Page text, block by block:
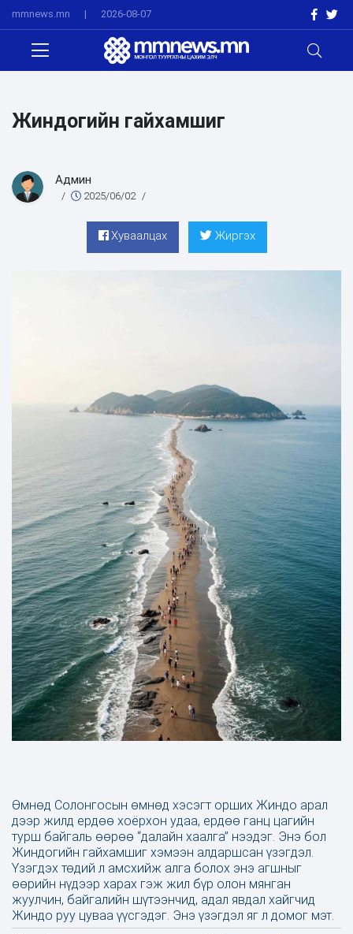
mmnews.mn | 2026-08-07
Жиндогийн гайхамшиг
Админ
/ 2025/06/02 /
Хуваалцах Жиргэх
Өмнөд Солонгосын өмнөд хэсэгт орших Жиндо арал
дээр жилд ердөө хоёрхон удаа, ердөө ганц цагийн
турш байгаль өөрөө “далайн хаалга” нээдэг. Энэ бол
Жиндогийн гайхамшиг хэмээн алдаршсан үзэгдэл.
Үзэгдэх төдий л амсхийж алга болох энэ агшныг
өөрийн нүдээр харах гэж жил бүр олон мянган
жуулчин, байгалийн шүтээнчид, адал явдал хайгчид
Жиндо руу цуваа үүсгэдэг. Энэ үзэгдэл яг л домог мэт.